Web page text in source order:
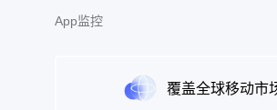
App监控
覆盖全球移动市